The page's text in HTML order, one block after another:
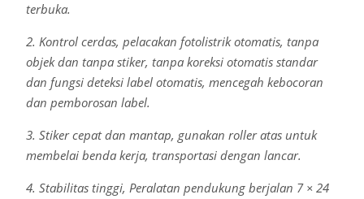
terbuka.
2. Kontrol cerdas, pelacakan fotolistrik otomatis, tanpa
objek dan tanpa stiker, tanpa koreksi otomatis standar
dan fungsi deteksi label otomatis, mencegah kebocoran
dan pemborosan label.
3. Stiker cepat dan mantap, gunakan roller atas untuk
membelai benda kerja, transportasi dengan lancar.
4. Stabilitas tinggi, Peralatan pendukung berjalan 7 × 24